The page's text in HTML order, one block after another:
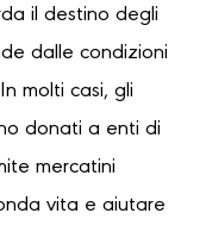
il destino degli
dalle condizioni
molti casi, gli
donati a enti di
mercatini
vita e aiutare